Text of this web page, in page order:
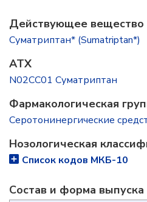
Действующее вещество
Суматриптан* (Sumatriptan*)
ATX
N02CC01 Суматриптан
Фармакологическая
Серотонинергические
Нозологическая
Список кодов МКБ-10
Состав и форма выпускa